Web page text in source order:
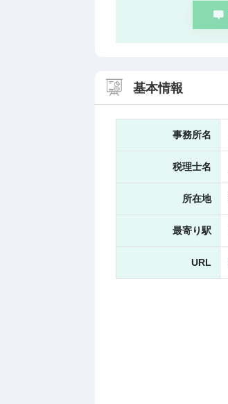
基本情報
事務所名
税理士名
所在地
最寄り駅
URL